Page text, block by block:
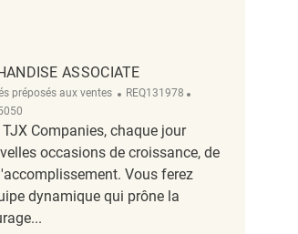
ASSOCIATE
préposés aux ventes ReqId
REQ131978
Companies, chaque jour
occasions de croissance, de
Vous ferez
dynamique qui prône la